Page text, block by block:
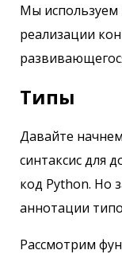
Мы используем
реализации
Типы
Давайте
синтаксис для
код Python. Но
аннотации
Рассмотрим